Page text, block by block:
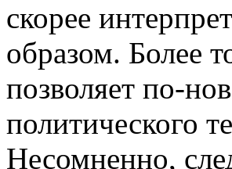
скорее
образом. Более
позволяет по-
политического
Несомненно,